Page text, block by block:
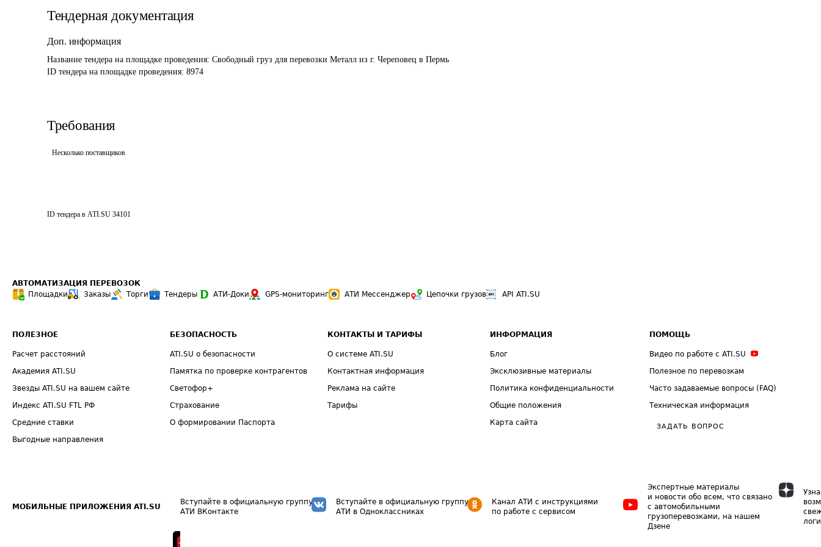
Тендерная документация
Доп. информация
Название тендера на площадке проведения: Свободный груз для перевозки Металл из г. Череповец в Пермь
ID тендера на площадке проведения: 8974
Требования
Несколько поставщиков
ID тендера в ATI.SU 34101
АВТОМАТИЗАЦИЯ ПЕРЕВОЗОК
Площадки
Заказы Торги Тендеры АТИ-Доки GPS-мониторинг АТИ Мессенджер Цепочки грузов API ATI.SU
ПОЛЕЗНОЕ
Расчет расстояний
Академия ATI.SU
Звезды ATI.SU на вашем сайте
Индекс ATI.SU FTL РФ
Средние ставки
Выгодные направления
БЕЗОПАСНОСТЬ
ATI.SU о безопасности
Памятка по проверке контрагентов
Светофор+
Страхование
О формировании Паспорта
КОНТАКТЫ И ТАРИФЫ
О системе ATI.SU
Контактная информация
Реклама на сайте
Тарифы
ИНФОРМАЦИЯ
Блог
Эксклюзивные материалы
Политика конфиденциальности
Общие положения
Карта сайта
ПОМОЩЬ
Видео по работе с ATI.SU
Полезное по перевозкам
Часто задаваемые вопросы (FAQ)
Техническая информация
ЗАДАТЬ ВОПРОС
МОБИЛЬНЫЕ ПРИЛОЖЕНИЯ ATI.SU
Вступайте в официальную группу
АТИ ВКонтакте
Вступайте в официальную группу
АТИ в Одноклассниках
Канал АТИ с инструкциями
по работе с сервисом
Экспертные материалы
и новости обо всем, что связано
с автомобильными
грузоперевозками, на нашем
Дзене